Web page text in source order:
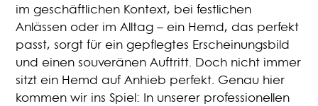
im geschäftlichen Kontext, bei festlichen
Anlässen oder im Alltag – ein Hemd, das perfekt
passt, sorgt für ein gepflegtes Erscheinungsbild
und einen souveränen Auftritt. Doch nicht immer
sitzt ein Hemd auf Anhieb perfekt. Genau hier
kommen wir ins Spiel: In unserer professionellen